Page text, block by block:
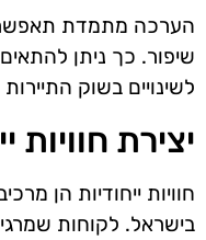
הערכה מתמדת תאפשר
שיפור. כך ניתן
לשינויים בשוק
יצירת חוויות
חוויות ייחודיות הן
בישראל. לקוחות